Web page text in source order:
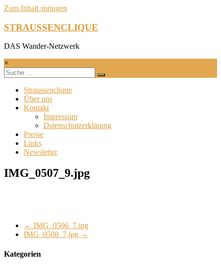
Zum Inhalt springen
STRAUSSENCLIQUE
DAS Wander-Netzwerk
×
Straussenclique
Über uns
Kontakt
Impressum
Datenschutzerklärung
Presse
Links
Newsletter
IMG_0507_9.jpg
← IMG_0506_7.jpg
IMG_0508_7.jpg →
Kategorien